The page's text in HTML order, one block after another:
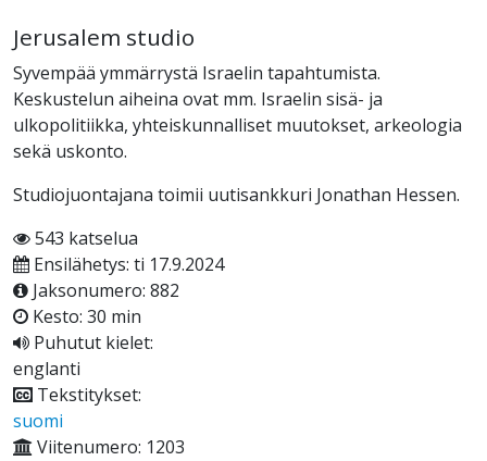
Jerusalem studio
Syvempää ymmärrystä Israelin tapahtumista.
Keskustelun aiheina ovat mm. Israelin sisä- ja
ulkopolitiikka, yhteiskunnalliset muutokset, arkeologia
sekä uskonto.
Studiojuontajana toimii uutisankkuri Jonathan Hessen.
543 katselua
Ensilähetys: ti 17.9.2024
Jaksonumero: 882
Kesto: 30 min
Puhutut kielet:
englanti
Tekstitykset:
suomi
Viitenumero: 1203